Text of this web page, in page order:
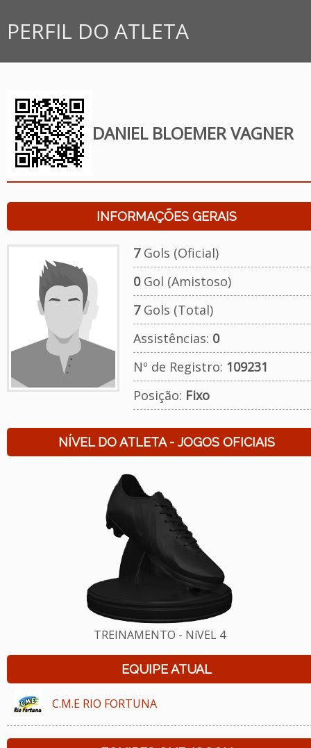
PERFIL DO ATLETA
DANIEL BLOEMER VAGNER
INFORMAÇÕES GERAIS
7Gols (Oficial)
0Gol (Amistoso)
7Gols (Total)
Assistências: 0
Nº de Registro: 109231
Posição: Fixo
NÍVEL DO ATLETA - JOGOS OFICIAIS
TREINAMENTO - NíVEL 4
EQUIPE ATUAL
C.M.E RIO FORTUNA